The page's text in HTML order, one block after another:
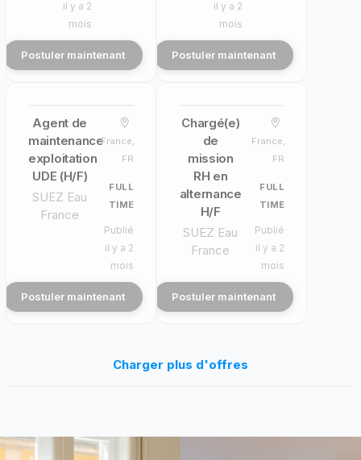
il y a 2
mois
Postuler maintenant
il y a 2
mois
Postuler maintenant
Agent de
maintenance
exploitation
UDE (H/F)
SUEZ Eau
France
France,
FR
FULL
TIME
Publié
il y a 2
mois
Postuler maintenant
Chargé(e)
de
mission
RH en
alternance
H/F
SUEZ Eau
France
France,
FR
FULL
TIME
Publié
il y a 2
mois
Postuler maintenant
Charger plus d'offres